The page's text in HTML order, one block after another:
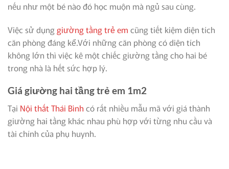
nếu như một bé nào đó học muộn mà ngủ sau cùng.
Việc sử dụnggiường tầng trẻ em cũng tiết kiệm diện tích
căn phòng đáng kể.Với những căn phòng có diện tích
không lớn thì việc kê một chiếc giường tầng cho hai bé
trong nhà là hết sức hợp lý.
Giá giường hai tầng trẻ em 1m2
Tại Nội thất Thái Bình có rất nhiều mẫu mã với giá thành
giường hai tầng khác nhau phù hợp với từng nhu cầu và
tài chính của phụ huynh.